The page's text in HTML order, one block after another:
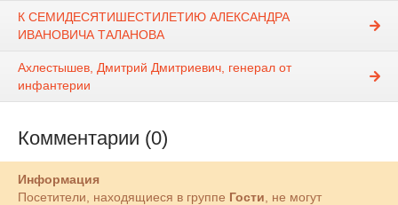
К СЕМИДЕСЯТИШЕСТИЛЕТИЮ АЛЕКСАНДРА
ИВАНОВИЧА ТАЛАНОВА
Ахлестышев, Дмитрий Дмитриевич, генерал от
инфантерии
Комментарии (0)
Информация
Посетители, находящиеся в группе Гости , не могут